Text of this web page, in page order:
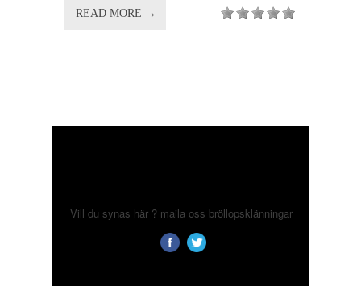
READ MORE →
Vill du synas här ? maila oss bröllopsklänningar